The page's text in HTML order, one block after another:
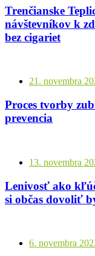
Trenčianske
návštevníkov k
bez cigariet
21. novembra
Proces tvorby
prevencia
13. novembra
Lenivosť ako
si občas dovoliť
6. novembra